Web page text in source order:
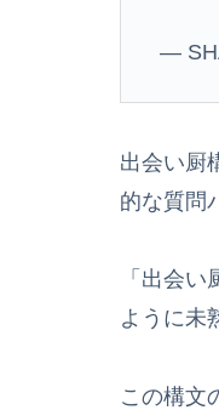
—
出会い厨
的な質問
「出会
ように未
この構文